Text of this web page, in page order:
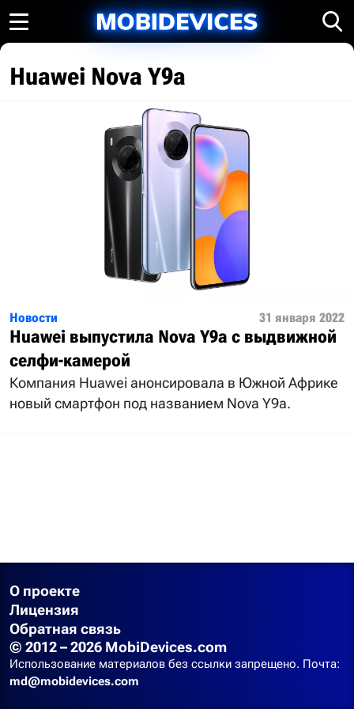
Huawei Nova Y9a
Новости 31 января 2022
Huawei выпустила Nova Y9a с выдвижной
селфи-камерой
Компания Huawei анонсировала в Южной Африке
новый смартфон под названием Nova Y9a.
О проекте
Лицензия
Обратная связь
© 2012 – 2026 MobiDevices.com
Использование материалов без ссылки запрещено. Почта:
md@mobidevices.com